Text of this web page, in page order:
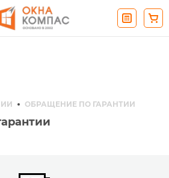
ОБРАЩЕНИЕ ПО ГАРАНТИИ